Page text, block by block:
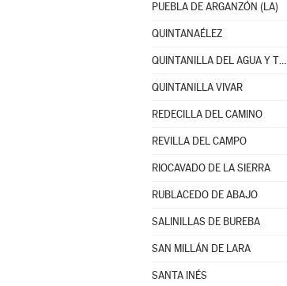
PUEBLA DE ARGANZÓN (LA)
QUINTANAÉLEZ
QUINTANILLA DEL AGUA Y TORDUELES
QUINTANILLA VIVAR
REDECILLA DEL CAMINO
REVILLA DEL CAMPO
RIOCAVADO DE LA SIERRA
RUBLACEDO DE ABAJO
SALINILLAS DE BUREBA
SAN MILLÁN DE LARA
SANTA INÉS